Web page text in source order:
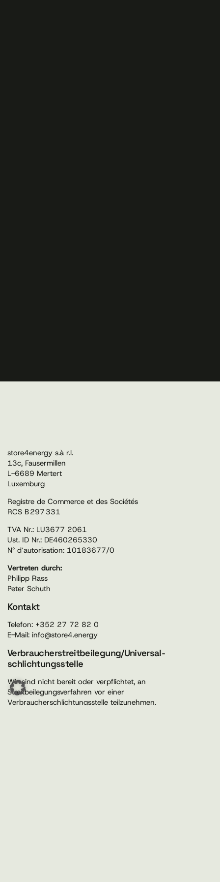
store4energy s.à r.l.
13c, Fausermillen
L-6689 Mertert
Luxemburg
Registre de Commerce et des Sociétés
RCS B 297 331
TVA Nr.: LU3677 2061
Ust. ID Nr.: DE460265330
N° d‘autorisation: 10183677/0
Vertreten durch:
Philipp Rass
Peter Schuth
Kontakt
Telefon: +352 27 72 82 0
E-Mail: info@store4.energy
Verbraucher­streit­beilegung/Universal­
schlichtungs­stelle
Wir sind nicht bereit oder verpflichtet, an
Streitbeilegungsverfahren vor einer
Verbraucherschlichtungsstelle teilzunehmen.